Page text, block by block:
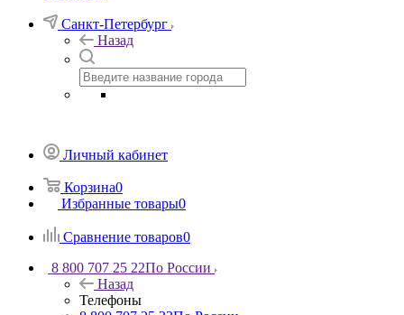
Санкт-Петербург
Назад
Личный кабинет
Корзина0
Избранные товары0
Сравнение товаров0
8 800 707 25 22По России
Назад
Телефоны